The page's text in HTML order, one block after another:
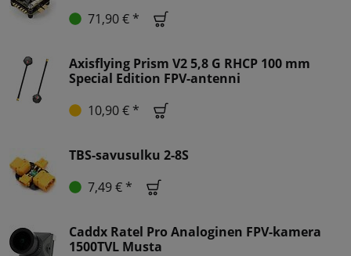
71,90 € *
Axisflying Prism V2 5,8 G RHCP 100 mm
Special Edition FPV-antenni
10,90 € *
TBS-savusulku 2-8S
7,49 € *
Caddx Ratel Pro Analoginen FPV-kamera
1500TVL Musta